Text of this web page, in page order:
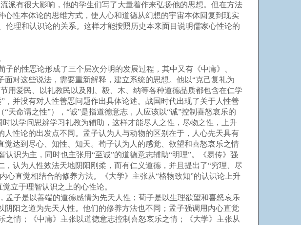
派有很大影响，他的学生们写了大量着作来弘扬他的思想。但在方法
性本体论的思维方式，使人心和道德从幻想的宇宙本体回复到现实
理和认识论的关系。这样才能按照历史本来面目说明儒家心性论的
性恶论形成了三个层次分明的发展过程，其中又有《中庸》、
对这些说法，需要重新解释，建立系统的思想。他以“克己复礼为
用爱民、以礼教民以及刚、毅、木、纳等各种道德品质都包含在仁学
并没有对人性善恶问题作出具体论述。战国时代出现了关于人性善
命谓之性”），“诚”是指道德意志，人应该以“诚”控制喜怒哀乐的
以学问思辨学习礼教为辅助，这样才能尽人之性，尽物之性，上升
性论的出发点不同。孟子认为人与动物的区别在于，人心先天具有
达到尽心、知性、知天。荀子认为人的感觉、欲望和喜怒哀乐之情
识为主，同时也主张用“至诚”的道德意志辅助“明理”。《易传》强
认为人性效法天地阴阳刚柔，而有仁义道德，并且提出了“穷理、尽
心直觉相结合的修养方法。《大学》主张从“格物致知”的认识论上升
立于理智认识之上的心性论。
子是以善端的道德感情为先天人性；荀子是以生理欲望和喜怒哀乐
阳之道为先天人性。他们的修养方法也不同；孟子强调用内心直觉
情；《中庸》主张以道德意志控制喜怒哀乐之情；《大学》主张从